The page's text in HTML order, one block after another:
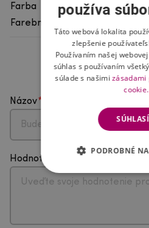
Farba
Farebný motív
Hodnotenie
Názov
Hodnotenie
používa
Táto webová lokalita
zlepšenie
Používaním našej
súhlas s používaním
súlade s našimizásadami
cookie.
PODROBNÉ